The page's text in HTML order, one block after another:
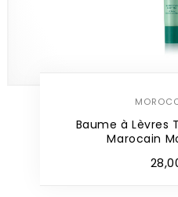
Baume à Lèvres
Marocain
28,